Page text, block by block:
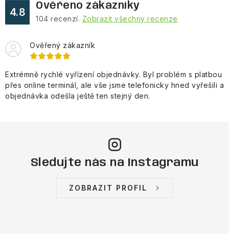
4.8
Ověřeno zákazníky
104 recenzí. Zobrazit všechny recenze
Ověřený zákazník
Extrémně rychlé vyřízení objednávky. Byl problém s platbou
přes online terminál, ale vše jsme telefonicky hned vyřešili a
objednávka odešla ještě ten stejný den.
Sledujte nás na Instagramu
ZOBRAZIT PROFIL